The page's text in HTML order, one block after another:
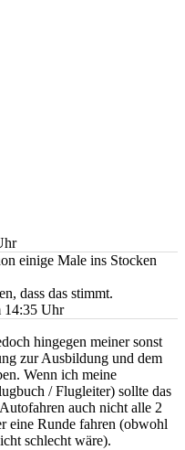
einige Male ins Stocken
dass das stimmt.
14:35 Uhr
hingegen meiner sonst
zur Ausbildung und dem
Wenn ich meine
/ Flugleiter) sollte das
auch nicht alle 2
eine Runde fahren (obwohl
schlecht wäre).